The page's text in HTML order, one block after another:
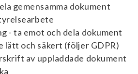
gemensamma dokument
- ta emot och dela dokument
lätt och säkert (följer GDPR)
av uppladdade dokument